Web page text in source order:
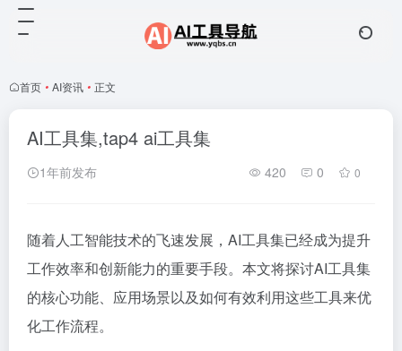
首页 • AI资讯 • 正文
AI工具集,tap4 ai工具集
1年前发布 420 0 0
随着人工智能技术的飞速发展，AI工具集已经成为提升
工作效率和创新能力的重要手段。本文将探讨AI工具集
的核心功能、应用场景以及如何有效利用这些工具来优
化工作流程。